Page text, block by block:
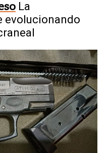
La
evolucionando